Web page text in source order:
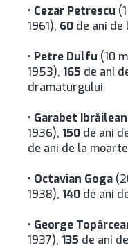
• Cezar Petrescu
1961), 60 de ani
• Petre Dulfu (10
1953), 165 de ani
dramaturgului
• Garabet
1936), 150 de ani
de ani de la
• Octavian Goga
1938), 140 de ani
• George
1937), 135 de ani